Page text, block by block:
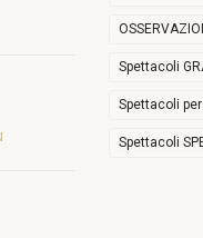
Spettacoli
Spettacoli per
Spettacoli